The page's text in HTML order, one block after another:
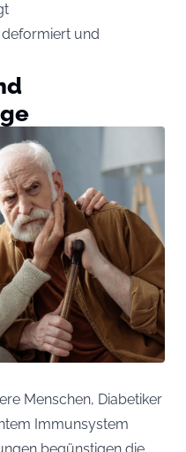
und
Menschen, Diabetiker
Immunsystem